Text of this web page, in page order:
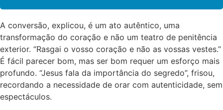
A conversão, explicou, é um ato autêntico, uma
transformação do coração e não um teatro de penitência
exterior. “Rasgai o vosso coração e não as vossas vestes.”
É fácil parecer bom, mas ser bom requer um esforço mais
profundo. “Jesus fala da importância do segredo”, frisou,
recordando a necessidade de orar com autenticidade, sem
espectáculos.